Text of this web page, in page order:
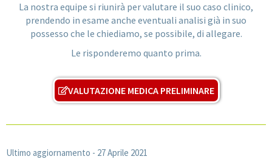
La nostra equipe si riunirà per valutare il suo caso clinico,
prendendo in esame anche eventuali analisi già in suo
possesso che le chiediamo, se possibile, di allegare.
Le risponderemo quanto prima.
VALUTAZIONE MEDICA PRELIMINARE
Ultimo aggiornamento - 27 Aprile 2021